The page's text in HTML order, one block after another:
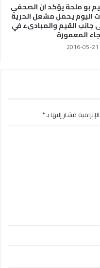
بو ملحة يؤكد ان الصحفي
اليوم يحمل مشعل الحرية
جانب القيم والمبادىء في
المعمورة
2016-05-21
مشار إليها بـ*